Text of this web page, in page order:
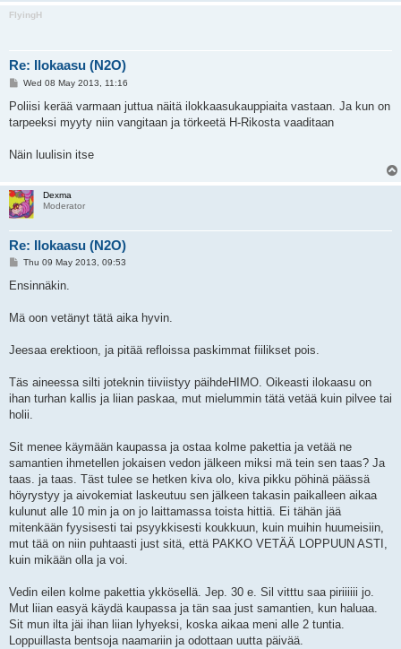
FlyingH
Re: Ilokaasu (N2O)
P
s
Wed 08 May 2013, 11:16
Poliisi kerää varmaan juttua näitä ilokkaasukauppiaita vastaan. Ja kun on
tarpeeksi myyty niin vangitaan ja törkeetä H-Rikosta vaaditaan
Näin luulisin itse
Dexma
Moderator
Re: Ilokaasu (N2O)
P
s
Thu 09 May 2013, 09:53
Ensinnäkin.
Mä oon vetänyt tätä aika hyvin.
Jeesaa erektioon, ja pitää refloissa paskimmat fiilikset pois.
Täs aineessa silti joteknin tiiviistyy päihdeHIMO. Oikeasti ilokaasu on
ihan turhan kallis ja liian paskaa, mut mielummin tätä vetää kuin pilvee tai
holii.
Sit menee käymään kaupassa ja ostaa kolme pakettia ja vetää ne
samantien ihmetellen jokaisen vedon jälkeen miksi mä tein sen taas? Ja
taas. ja taas. Täst tulee se hetken kiva olo, kiva pikku pöhinä päässä
höyrystyy ja aivokemiat laskeutuu sen jälkeen takasin paikalleen aikaa
kulunut alle 10 min ja on jo laittamassa toista hittiä. Ei tähän jää
mitenkään fyysisesti tai psyykkisesti koukkuun, kuin muihin huumeisiin,
mut tää on niin puhtaasti just sitä, että PAKKO VETÄÄ LOPPUUN ASTI,
kuin mikään olla ja voi.
Vedin eilen kolme pakettia ykkösellä. Jep. 30 e. Sil vitttu saa piriiiiii jo.
Mut liian easyä käydä kaupassa ja tän saa just samantien, kun haluaa.
Sit mun ilta jäi ihan liian lyhyeksi, koska aikaa meni alle 2 tuntia.
Loppuillasta bentsoja naamariin ja odottaan uutta päivää.